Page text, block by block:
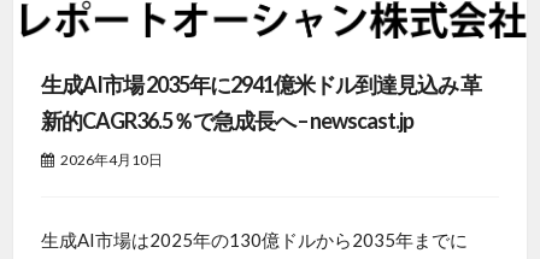
生成AI市場 2035年に2941億米ドル到達見込み 革
新的CAGR36.5％で急成長へ – newscast.jp
2026年4月10日
生成AI市場は2025年の130億ドルから2035年までに